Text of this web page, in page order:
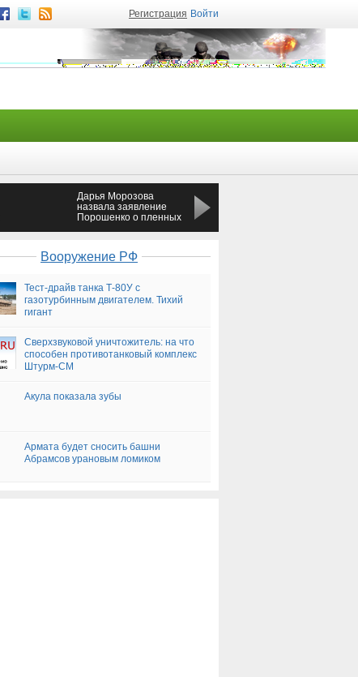
Регистрация Войти
Дарья Морозова
назвала заявление
Порошенко о пленных
Вооружение РФ
Тест-драйв танка Т-80У с
газотурбинным двигателем. Тихий
гигант
Сверхзвуковой уничтожитель: на что
способен противотанковый комплекс
Штурм-СМ
Акула показала зубы
Армата будет сносить башни
Абрамсов урановым ломиком